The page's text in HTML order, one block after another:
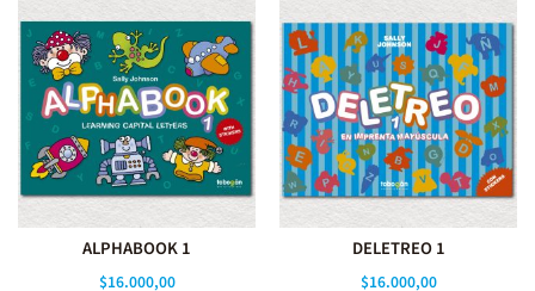
ALPHABOOK 1
$16.000,00
DELETREO 1
$16.000,00